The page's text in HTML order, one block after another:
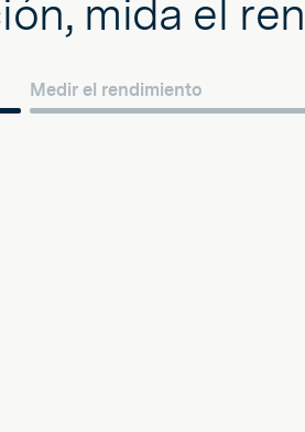
mida el
Medir el rendimiento